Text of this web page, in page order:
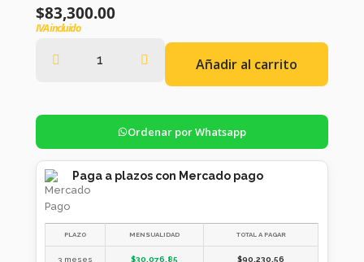
$83,300.00
IVA incluido
Añadir al carrito
Ordenar por Whatsapp
Paga a plazos con Mercado pago
PLAZO MENSUALIDAD TOTAL A PAGAR
3 meses $30,076.85 $90,230.56